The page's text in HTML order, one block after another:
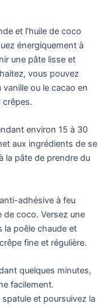
et l’huile de coco
énergiquement à
une pâte lisse et
vous pouvez
ou le cacao en
crêpes.
environ 15 à 30
aux ingrédients de se
la pâte de prendre du
adhésive à feu
de coco. Versez une
la poêle chaude et
fine et régulière.
quelques minutes,
facilement.
spatule et poursuivez la